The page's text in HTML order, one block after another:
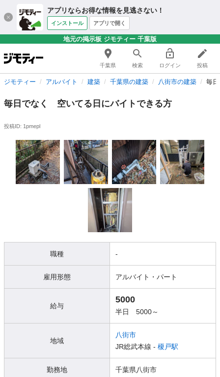
アプリならお得な情報を見逃さない！
インストール アプリで開く
地元の掲示板 ジモティー 千葉版
千葉県 検索 ログイン 投稿
ジモティー アルバイト 建築 千葉県の建築 八街市の建築 毎
毎日でなく 空いてる日にバイトできる方
投稿ID: 1pmepl
職種 -
雇用形態 アルバイト・パート
給与
5000
半日 5000～
地域
八街市
JR総武本線 - 榎戸駅
勤務地 千葉県八街市